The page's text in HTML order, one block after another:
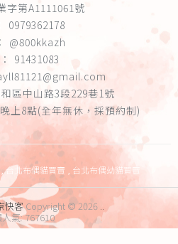
字第A1111061號
0979362178
@800kkazh
91431083
區中山路3段229巷1號
上8點(全年無休，採預約制)
台北布偶貓買賣 台北布偶幼貓買賣
快客Copyright © 2026 ..
氣: 767610